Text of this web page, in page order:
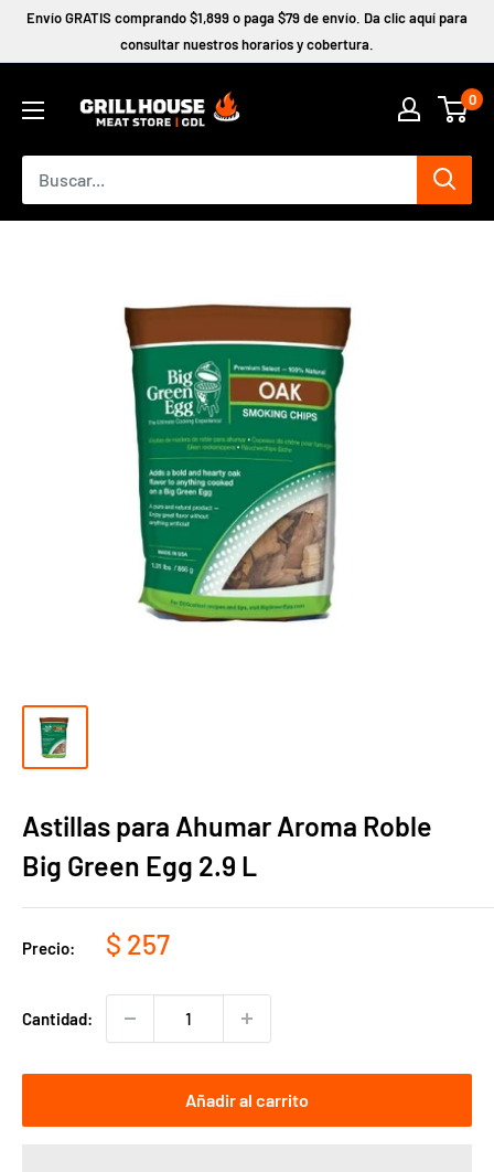
contenido
Envío GRATIS comprando $1,899 o paga $79 de envío. Da clic aquí para
consultar nuestros horarios y cobertura.
0
Astillas para Ahumar Aroma Roble
Big Green Egg 2.9 L
Precio:
Precio
venta
$ 257
Cantidad:
Añadir al carrito